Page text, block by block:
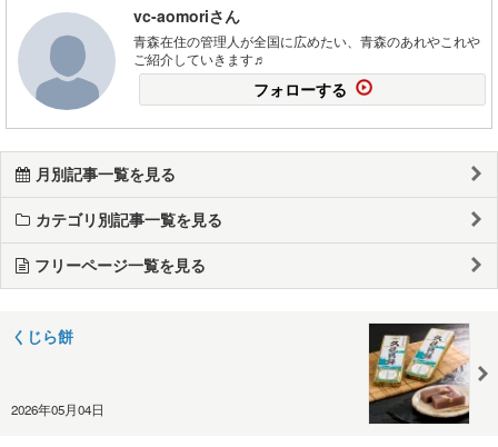
vc-aomoriさん
青森在住の管理人が全国に広めたい、青森のあれやこれや
ご紹介していきます♬
フォローする
月別記事一覧を見る
カテゴリ別記事一覧を見る
フリーページ一覧を見る
くじら餅
2026年05月04日